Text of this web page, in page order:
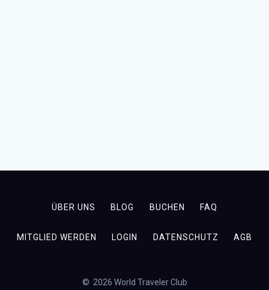
ÜBER UNS BLOG BUCHEN FAQ
MITGLIED WERDEN LOGIN DATENSCHUTZ AGB
© 2026 World Traveler Club